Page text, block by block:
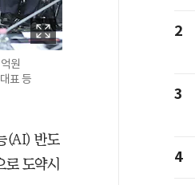
원
표 등
(AI) 반도
도약시
2
3
4